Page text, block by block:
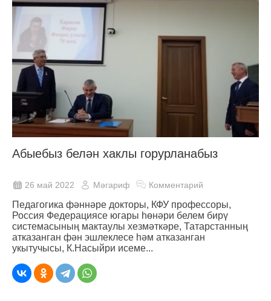
Абыебыз белән хаклы горурланабыз
26 май 2022 Мәгариф Комментарий
Педагогика фәннәре докторы, КФУ профессоры,
Россия Федерациясе югары һөнәри белем бирү
системасының мактаулы хезмәткәре, Татарстанның
атказанган фән эшлеклесе һәм атказанган
укытучысы, К.Насыйри исеме...